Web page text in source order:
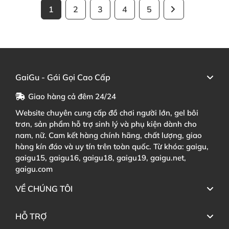
1 2 3 4 5
GaiGu - Gái Gọi Cao Cấp
Giao hàng cả đêm 24/24
Website chuyên cung cấp đồ chơi người lớn, gel bôi
trơn, sản phẩm hỗ trợ sinh lý và phụ kiện dành cho
nam, nữ. Cam kết hàng chính hãng, chất lượng, giao
hàng kín đáo và uy tín trên toàn quốc. Từ khóa: gaigu,
gaigu15, gaigu16, gaigu18, gaigu19, gaigu.net,
gaigu.com
VỀ CHÚNG TÔI
HỖ TRỢ